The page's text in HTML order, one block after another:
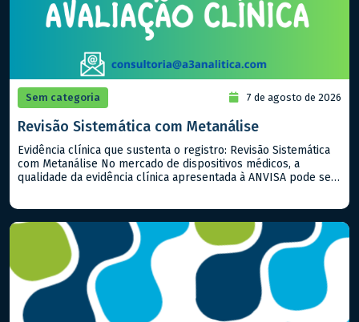
Sem categoria 7 de agosto de 2026
Revisão Sistemática com Metanálise
Evidência clínica que sustenta o registro: Revisão Sistemática
com Metanálise No mercado de dispositivos médicos, a
qualidade da evidência clínica apresentada à ANVISA pode ser
Metanálise é a […]